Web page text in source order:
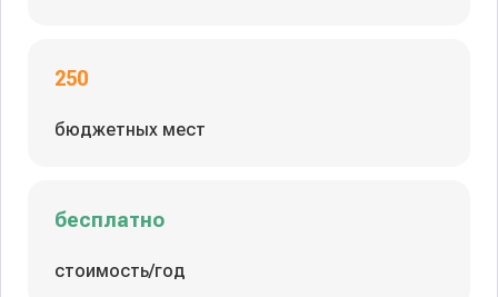
250
бюджетных мест
бесплатно
стоимость/год